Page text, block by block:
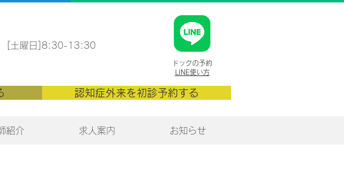
[土曜日]8:30-13:30
​ドックの予約
​LINE使い方
認知症外来を初診予約する
紹介 求人案内 お知らせ